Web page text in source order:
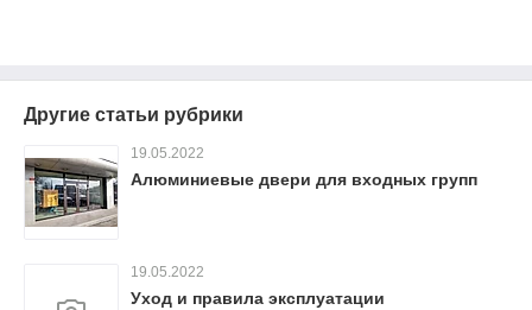
Другие статьи рубрики
19.05.2022
Алюминиевые двери для входных групп
19.05.2022
Уход и правила эксплуатации